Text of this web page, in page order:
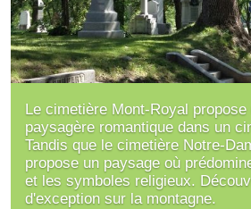
Le cimetière Mont-Royal
paysagère romantique dans un
Tandis que le cimetière Notre-
propose un paysage où
et les symboles religieux.
d'exception sur la montagne.